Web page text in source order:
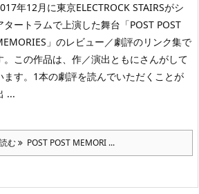
年12月に東京ELECTROCK STAIRSがシ
タートラムで上演した舞台「POST POST
」のレビュー／劇評のリンク集で
。この作品は、作／演出ともにさんがして
ます。1本の劇評を読んでいただくことが
...
む POST POST MEMORI ...